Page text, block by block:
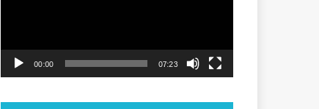
ヤ
00:00 07:23